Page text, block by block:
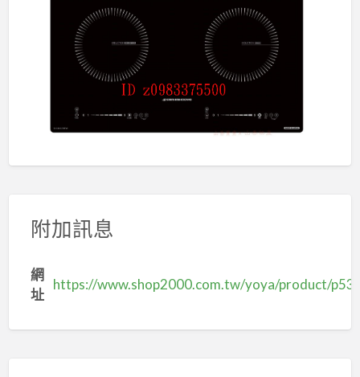
附加訊息
網
址
https://www.shop2000.com.tw/yoya/product/